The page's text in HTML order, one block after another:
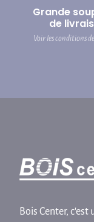
Grande
de
Voir les conditions
Bois Center,